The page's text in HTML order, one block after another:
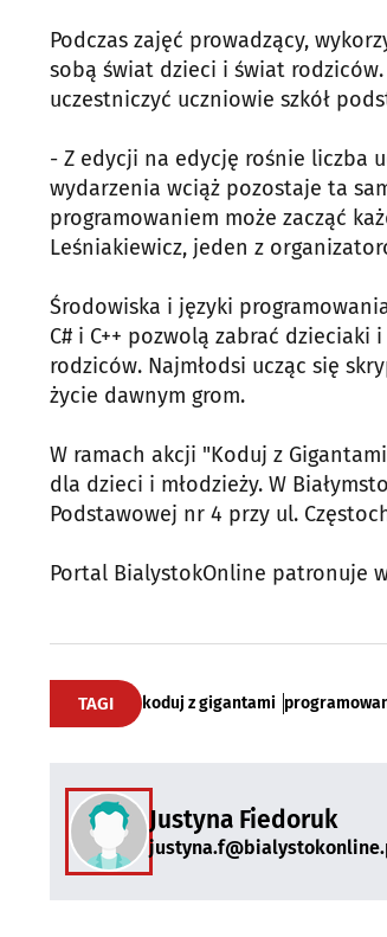
Podczas zajęć prowadzący,
sobą świat dzieci i świat
uczestniczyć uczniowie szkół
- Z edycji na edycję rośnie liczba
wydarzenia wciąż pozostaje ta
programowaniem może zacząć
Leśniakiewicz, jeden z
Środowiska i języki
C# i C++ pozwolą zabrać
rodziców. Najmłodsi ucząc się
życie dawnym grom.
W ramach akcji "Koduj z
dla dzieci i młodzieży. W
Podstawowej nr 4 przy ul.
Portal BialystokOnline patronuje
TAGI koduj z gigantami
Justyna Fiedoruk